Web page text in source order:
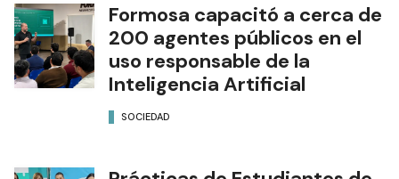
Formosa capacitó a cerca de
200 agentes públicos en el
uso responsable de la
Inteligencia Artificial
SOCIEDAD